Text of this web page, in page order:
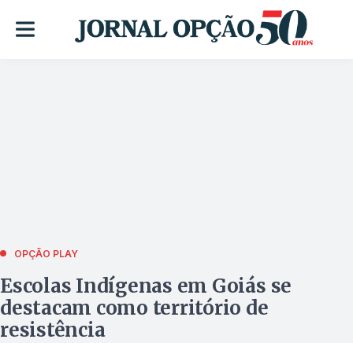
OPÇÃO PLAY
Escolas Indígenas em Goiás se
destacam como território de
resistência